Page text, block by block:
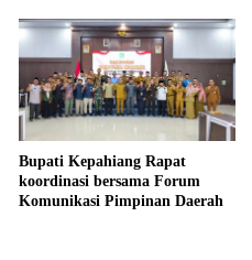
Bupati Kepahiang Rapat
koordinasi bersama Forum
Komunikasi Pimpinan Daerah